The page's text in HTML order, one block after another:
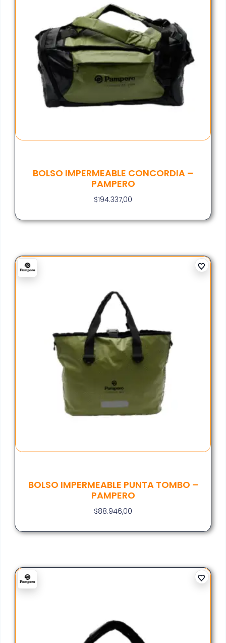
BOLSO IMPERMEABLE CONCORDIA –
PAMPERO
$194.337,00
BOLSO IMPERMEABLE PUNTA TOMBO –
PAMPERO
$88.946,00